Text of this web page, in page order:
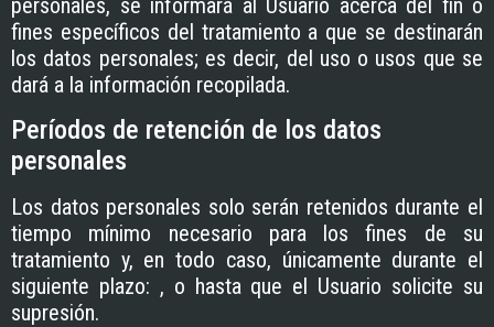
personales, se informará al Usuario acerca del fin o
fines específicos del tratamiento a que se destinarán
los datos personales; es decir, del uso o usos que se
dará a la información recopilada.
Períodos de retención de los datos
personales
Los datos personales solo serán retenidos durante el
tiempo mínimo necesario para los fines de su
tratamiento y, en todo caso, únicamente durante el
siguiente plazo: , o hasta que el Usuario solicite su
supresión.